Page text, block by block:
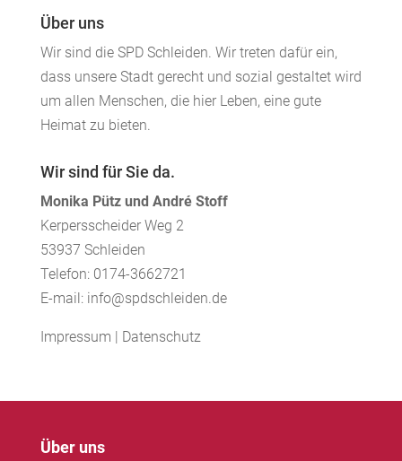
Über uns
Wir sind die SPD Schleiden. Wir treten dafür ein,
dass unsere Stadt gerecht und sozial gestaltet wird
um allen Menschen, die hier Leben, eine gute
Heimat zu bieten.
Wir sind für Sie da.
Monika Pütz und André Stoff
Kerpersscheider Weg 2
53937 Schleiden
Telefon: 0174-3662721
E-mail: info@spdschleiden.de
Impressum | Datenschutz
Über uns